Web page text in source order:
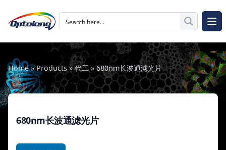
The Logo of Optolong Optics Co., Ltd.
打
Home»Products»代工»680nm长波通滤光片
680nm长波通滤光片